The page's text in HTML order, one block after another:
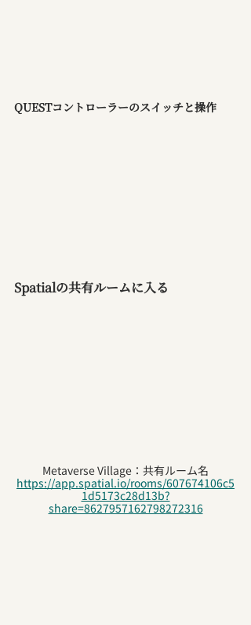
QUESTコントローラーのスイッチと操作
Spatialの共有ルームに入る
Metaverse Village：共有ルーム名
https://app.spatial.io/rooms/607674106c5
1d5173c28d13b?
share=8627957162798272316